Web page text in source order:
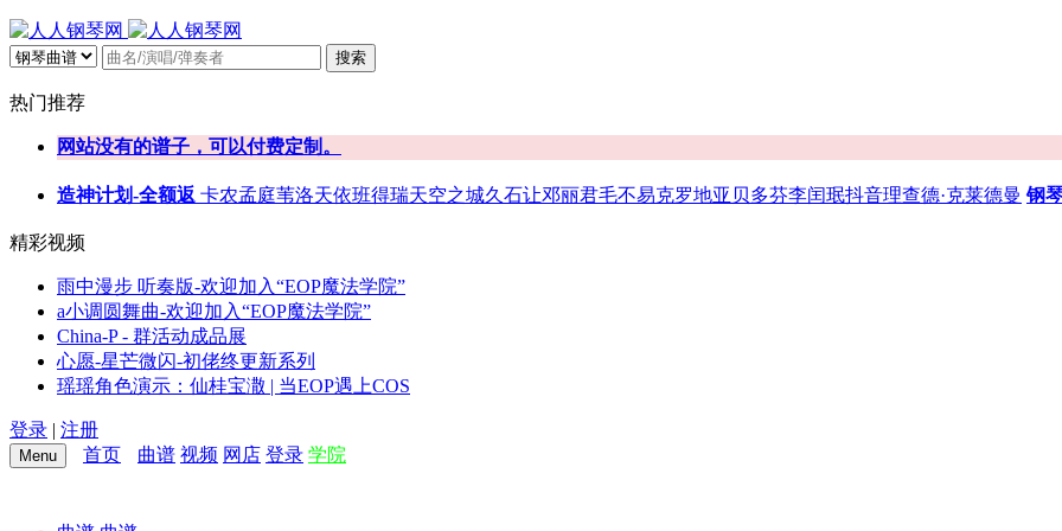
搜索
热门推荐
网站没有的谱子，可以付费定制。
造神计划-全额返 卡农孟庭苇洛天依班得瑞天空之城久石让邓丽君毛不易克罗地亚 贝多芬李闰珉抖音理查德·克莱德曼 钢
精彩视频
雨中漫步 听奏版-欢迎加入“EOP魔法学院”
a小调圆舞曲-欢迎加入“EOP魔法学院”
China-P - 群活动成品展
心愿-星芒微闪-初佬终更新系列
瑶瑶角色演示：仙桂宝潵 | 当EOP遇上COS
登录 | 注册
Menu 首页 曲谱 视频 网店 登录 学院